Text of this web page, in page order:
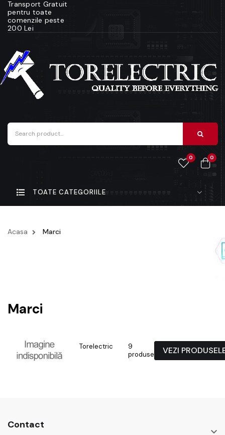
Transport Gratuit
pentru toate
comenzile peste
200 Lei
0 0
TOATE CATEGORIILE
Acasa Marci
Marci
Torelectric
9
produse
VEZI
Contact
